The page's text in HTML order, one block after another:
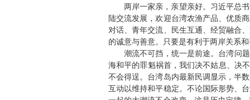
两岸一家亲，亲望亲好。 习近平总
陆交流发展，欢迎台湾农渔产品、优质
对话、青年交流、民生互通、经贸融合
的诚意与善意。只要是有利于两岸关系
潮流不可挡，统一是前途。 台湾问
海和平的罪魁祸首，我们决不姑息、决
不会得逞。台湾岛内最新民调显示，半
互动以维持和平稳定。不论国际形势、